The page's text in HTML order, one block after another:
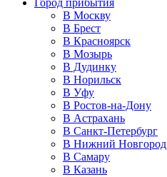
Город прибытия
В Москву
В Брест
В Красноярск
В Мозырь
В Дудинку
В Норильск
В Уфу
В Ростов-на-Дону
В Астрахань
В Санкт-Петербург
В Нижний Новгород
В Самару
В Казань